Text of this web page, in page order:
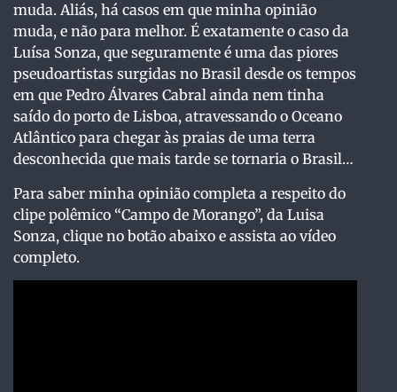
muda. Aliás, há casos em que minha opinião
muda, e não para melhor. É exatamente o caso da
Luísa Sonza, que seguramente é uma das piores
pseudoartistas surgidas no Brasil desde os tempos
em que Pedro Álvares Cabral ainda nem tinha
saído do porto de Lisboa, atravessando o Oceano
Atlântico para chegar às praias de uma terra
desconhecida que mais tarde se tornaria o Brasil…
Para saber minha opinião completa a respeito do
clipe polêmico “Campo de Morango”, da Luisa
Sonza, clique no botão abaixo e assista ao vídeo
completo.